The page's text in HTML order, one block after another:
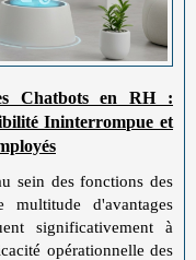
Chatbots en RH :
Ininterrompue et
sein des fonctions des
multitude d'avantages
significativement à
opérationnelle des